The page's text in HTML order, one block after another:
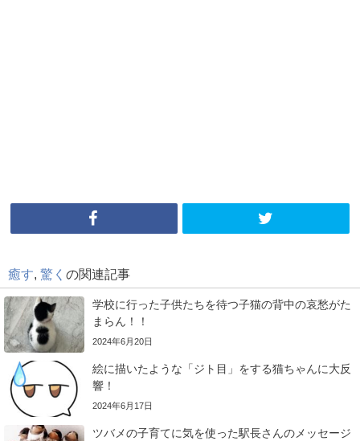
癒す 驚く の関連記事
学校に行った子供たちを待つ子猫の背中の哀愁がた
まらん！！
2024年6月20日
絵に描いたような「ジト目」をする猫ちゃんに大反
響！
2024年6月17日
ツバメの子育てに気を使った駅長さんのメッセージ